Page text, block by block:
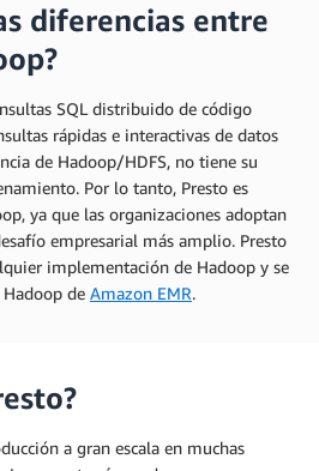
diferencias entre
SQL distribuido de código
rápidas e interactivas de datos
de Hadoop/HDFS, no tiene su
Por lo tanto, Presto es
ya que las organizaciones adoptan
empresarial más amplio. Presto
implementación de Hadoop y se
de Amazon EMR.
a gran escala en muchas